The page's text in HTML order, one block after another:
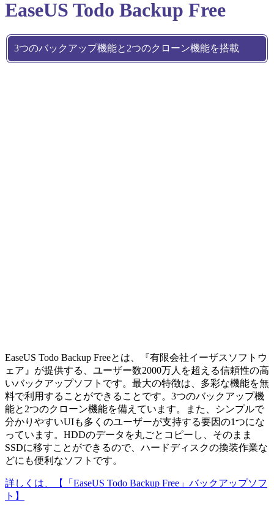
EaseUS Todo Backup Free
3つのバックアップ機能と2つのクローン機能を搭載
EaseUS Todo Backup Freeとは、『有限会社イーザスソフトウ
ェア』が提供する、ユーザー数2000万人を超える信頼性の高
いバックアップソフトです。最大の特徴は、多彩な機能を無
料で利用することができることです。3つのバックアップ機
能と2つのクローン機能を備えています。また、シンプルで
分かりやすいUIも多くのユーザーが支持する要因の1つにな
っています。HDDのデータを丸ごとコピーし、そのまま
SSDに移すことができるので、ハードディスクの換装作業な
どにも便利なソフトです。
詳しくは、【「EaseUS Todo Backup Free」バックアップソフ
ト】